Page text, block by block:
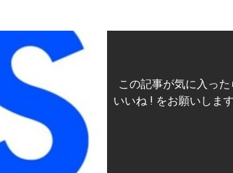
この記事が気に入った
いいね ! をお願いしま